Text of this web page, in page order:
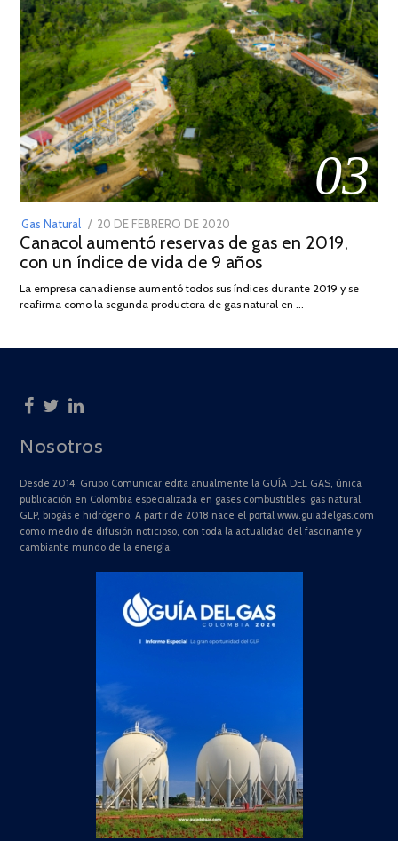
03
Gas Natural
POSTED
ON
20 DE FEBRERO DE 2020
DE
JULIO
2025
Canacol aumentó reservas de gas en 2019,
con un índice de vida de 9 años
La empresa canadiense aumentó todos sus índices durante 2019 y se
reafirma como la segunda productora de gas natural en …
Nosotros
Desde 2014, Grupo Comunicar edita anualmente la GUÍA DEL GAS, única
publicación en Colombia especializada en gases combustibles: gas natural,
GLP, biogás e hidrógeno. A partir de 2018 nace el portal www.guiadelgas.com
como medio de difusión noticioso, con toda la actualidad del fascinante y
cambiante mundo de la energía.